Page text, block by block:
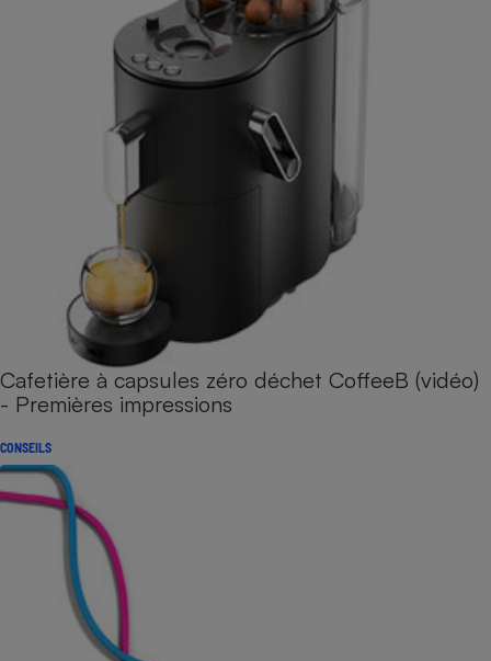
Cafetière à capsules zéro déchet CoffeeB (vidéo)
- Premières impressions
CONSEILS